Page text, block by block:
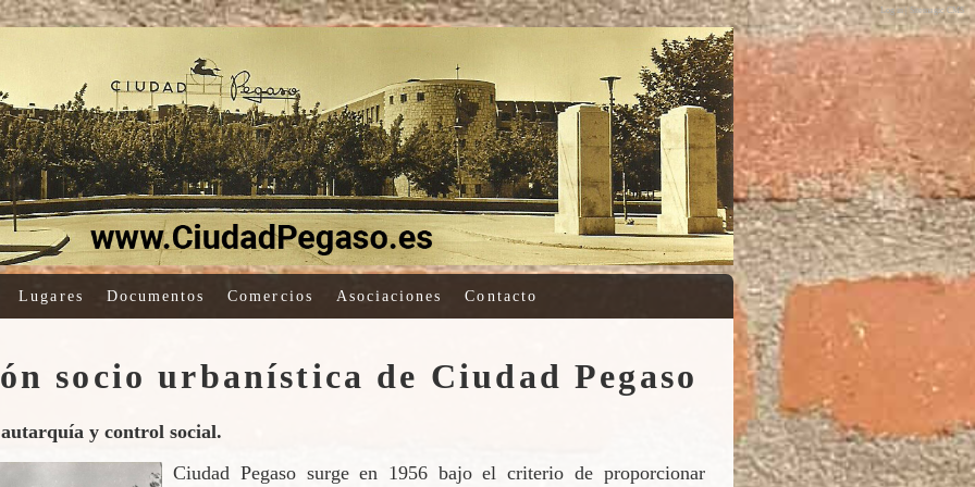
Lugares Documentos Comercios Asociaciones Contacto
socio urbanística de Ciudad Pegaso
y control social.
Ciudad Pegaso surge en 1956 bajo el criterio de proporcionar
Log in Sitemagic CMS